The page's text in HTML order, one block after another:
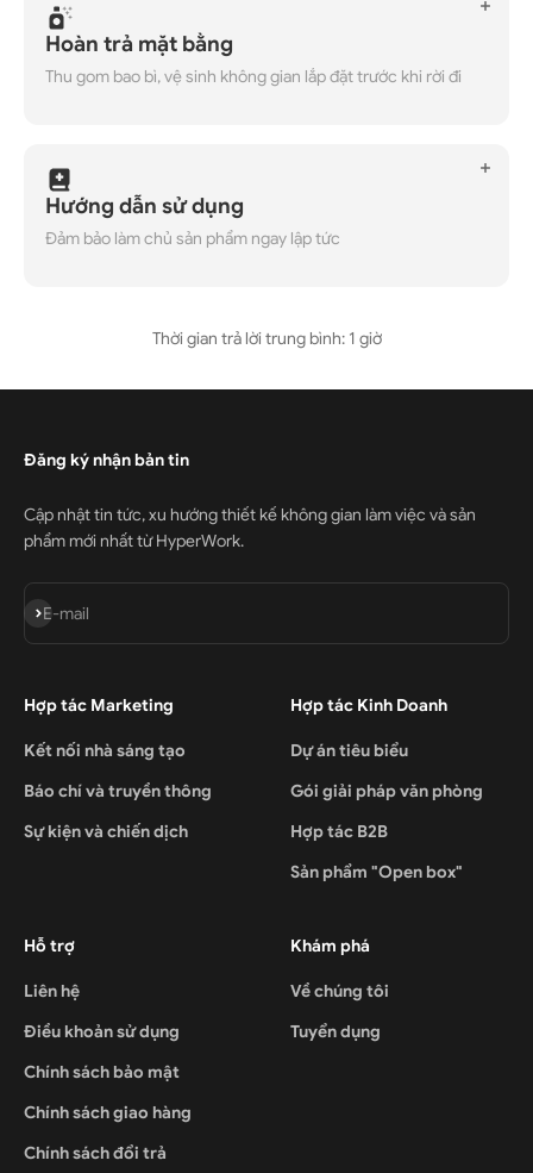
Hoàn trả mặt bằng
Thu gom bao bì, vệ sinh không gian lắp đặt trước khi rời đi
Hướng dẫn sử dụng
Đảm bảo làm chủ sản phẩm ngay lập tức
Thời gian trả lời trung bình: 1 giờ
Đăng ký nhận bản tin
Cập nhật tin tức, xu hướng thiết kế không gian làm việc và sản
phẩm mới nhất từ HyperWork.
E-mail
Đăng ký
Hợp tác Marketing
Kết nối nhà sáng tạo
Báo chí và truyền thông
Sự kiện và chiến dịch
Hợp tác Kinh Doanh
Dự án tiêu biểu
Gói giải pháp văn phòng
Hợp tác B2B
Sản phẩm "Open box"
Hỗ trợ
Liên hệ
Điều khoản sử dụng
Chính sách bảo mật
Chính sách giao hàng
Chính sách đổi trả
Khám phá
Về chúng tôi
Tuyển dụng